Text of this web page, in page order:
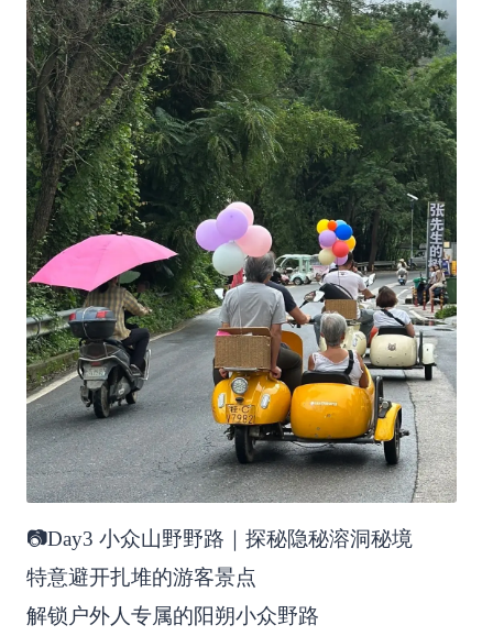
📷Day3 小众山野野路｜探秘隐秘溶洞秘境
特意避开扎堆的游客景点
解锁户外人专属的阳朔小众野路